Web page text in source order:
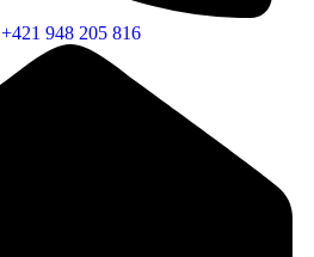
+421 948 205 816